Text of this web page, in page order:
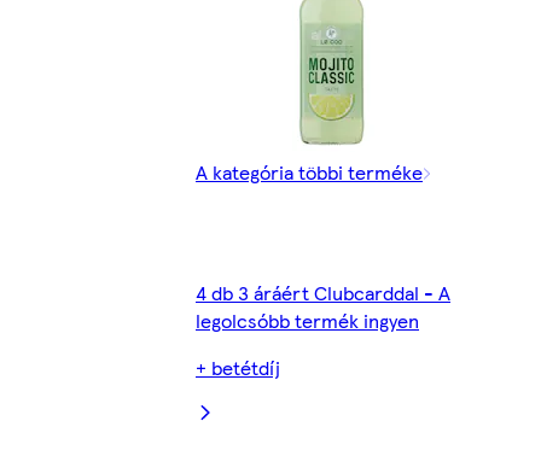
A kategória többi terméke
4 db 3 áráért Clubcarddal - A
legolcsóbb termék ingyen
+ betétdíj